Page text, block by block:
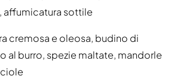
affumicatura sottile
cremosa e oleosa, budino di
al burro, spezie maltate, mandorle